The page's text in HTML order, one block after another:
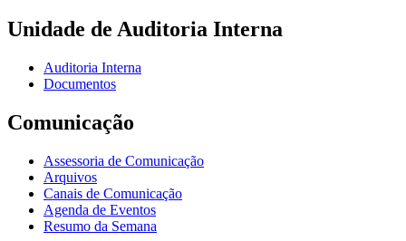
Unidade de Auditoria Interna
Auditoria Interna
Documentos
Comunicação
Assessoria de Comunicação
Arquivos
Canais de Comunicação
Agenda de Eventos
Resumo da Semana